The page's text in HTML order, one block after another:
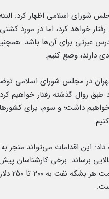
شورای اسلامی اظهار کرد:
رفتار خواهد کرد، اما در مورد
عبرتی برای آن‌ها باشد.
دارند، وضع کنیم.
در مجلس شورای اسلامی
روال گذشته رفتار خواهیم
داشت؛ و سوم، برای
این اقدامات می‌تواند منجر
برساند. برخی کارشناسان